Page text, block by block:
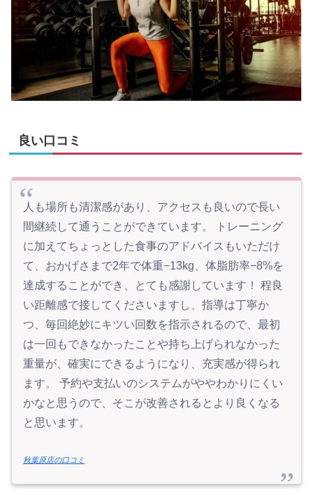
良い口コミ
人も場所も清潔感があり、アクセスも良いので長い
間継続して通うことができています。 トレーニング
に加えてちょっとした食事のアドバイスもいただけ
て、おかげさまで2年で体重−13kg、体脂肪率−8%を
達成することができ、とても感謝しています！ 程良
い距離感で接してくださいますし、指導は丁寧か
つ、毎回絶妙にキツい回数を指示されるので、最初
は一回もできなかったことや持ち上げられなかった
重量が、確実にできるようになり、充実感が得られ
ます。 予約や支払いのシステムがややわかりにくい
かなと思うので、そこが改善されるとより良くなる
と思います。
秋葉原店の口コミ